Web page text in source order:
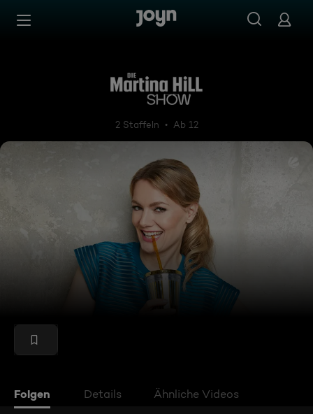
Zum Inhalt springen
Die Martina Hill Show
2 Staffeln Ab 12
Folgen Details Ähnliche Videos